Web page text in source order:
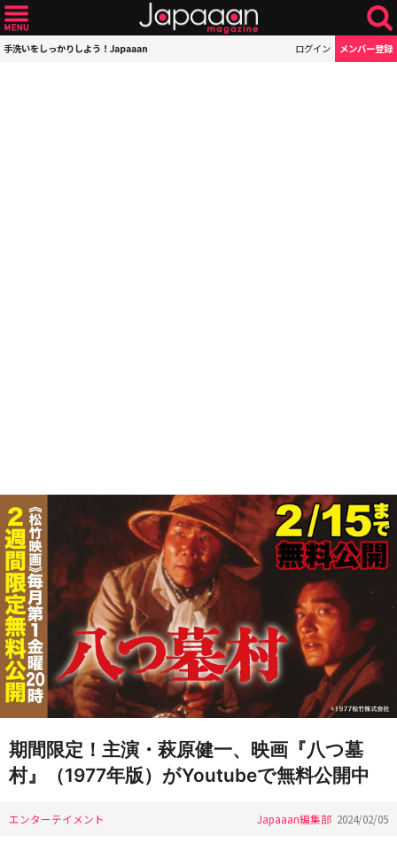
手洗いをしっかりしよう！Japaaan ログイン メンバー登録
期間限定！主演・萩原健一、映画『八つ墓
村』（1977年版）がYoutubeで無料公開中
エンターテイメント Japaaan編集部 2024/02/05